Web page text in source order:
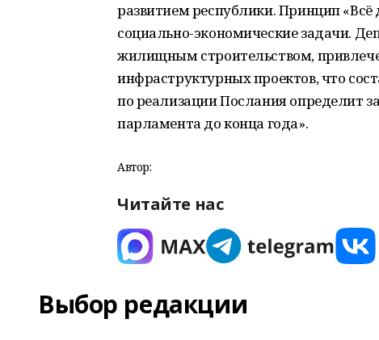
развитием республики. Принцип «Всё
социально-экономические задачи.
жилищным строительством,
инфраструктурных проектов, что
по реализации Послания определит
парламента до конца года».
Автор:
Читайте нас
Выбор редакции